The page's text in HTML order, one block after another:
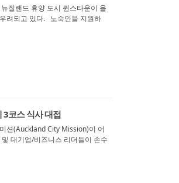
질랜드 휴양 도시 퀸스타운이 올
려되고 있다. 노숙인을 지원하
3코스 식사 대접
션(Auckland City Mission)이 어
대기업/비즈니스 리더들이 손수